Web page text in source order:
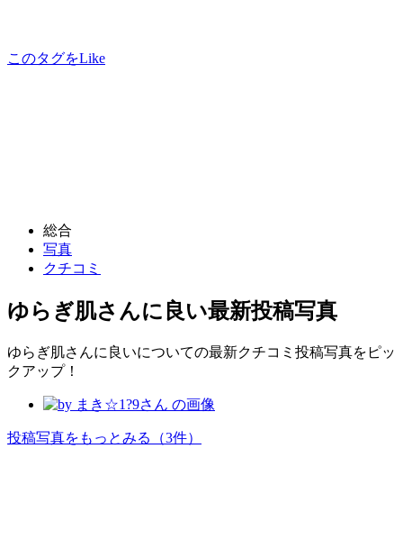
このタグをLike
総合
写真
クチコミ
ゆらぎ肌さんに良い最新投稿写真
ゆらぎ肌さんに良いについての最新クチコミ投稿写真をピッ
クアップ！
投稿写真をもっとみる （3件）